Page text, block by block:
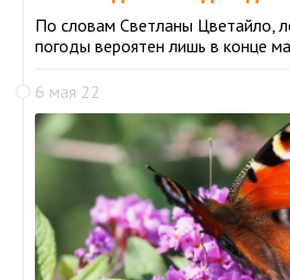
По словам Светланы Цветайло,
погоды вероятен лишь в конце
6 мая 22